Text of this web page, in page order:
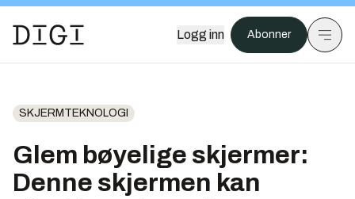
Logg inn Abonner
SKJERMTEKNOLOGI
Glem bøyelige skjermer:
Denne skjermen kan